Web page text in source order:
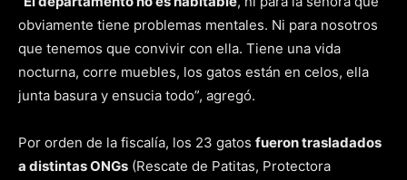
obviamente tiene problemas mentales. Ni para nosotros
que tenemos que convivir con ella. Tiene una vida
nocturna, corre muebles, los gatos están en celos, ella
junta basura y ensucia todo”, agregó.
Por orden de la fiscalía, los 23 gatos fueron trasladados
a distintas ONGs (Rescate de Patitas, Protectora